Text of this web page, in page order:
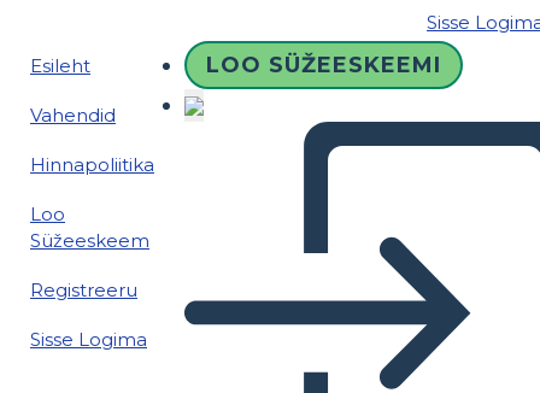
Sisse
Esileht
Vahendid
Hinnapoliitika
Loo
Süžeeskeem
Registreeru
Sisse Logima
LOO SÜŽEESKEEMI